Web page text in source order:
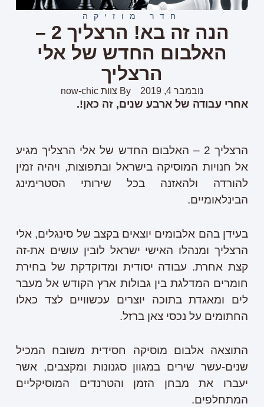
חדר מוזיקה
הנה זה בא! הרצליך 2 –
האלבום החדש של אלי
הרצליך
נובמבר 4, 2019 By צוות now-chic
אחרי עבודה של ארבע שנים, זה כאן!.
הרצליך 2 – האלבום החדש של אלי הרצליך מגיע
אל חנויות המוסיקה בישראל ובתפוצות, ויהיה זמין
להורדה ולהאזנה בכל שירותי הסטרימינג
הבינלאומיים.
בעידן בהם אלבומים יוצאים בקצב של סינגלים, אלי
הרצליך ומנהלו האישי ישראל לובין עושים את-זה
קצת אחרת. עבודה יסודית ומדוקדקת של בחירת
חומרים המדלגת בין גבולות ארץ הקודש אל מעבר
לים ומאגדת בתוכה יוצרים עכשוויים לצד כאלו
החתומים על נכסי צאן ברזל.
התוצאה אלבום מוסיקה חסידית משובח המכיל
שנים-עשר שירים במגוון סגנונות ומקצבים, אשר
יעברו את מבחן הזמן והטרנדים המוסיקליים
המתחלפים.